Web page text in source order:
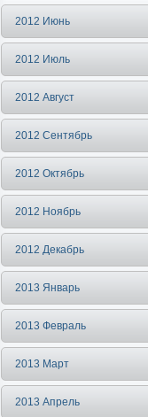
2012 Июнь
2012 Июль
2012 Август
2012 Сентябрь
2012 Октябрь
2012 Ноябрь
2012 Декабрь
2013 Январь
2013 Февраль
2013 Март
2013 Апрель